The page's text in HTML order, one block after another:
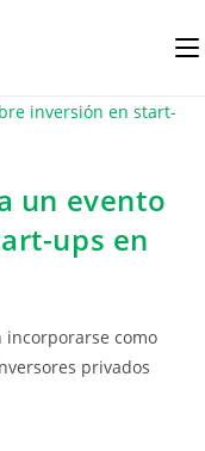
un evento
ups en
incorporarse como
privados